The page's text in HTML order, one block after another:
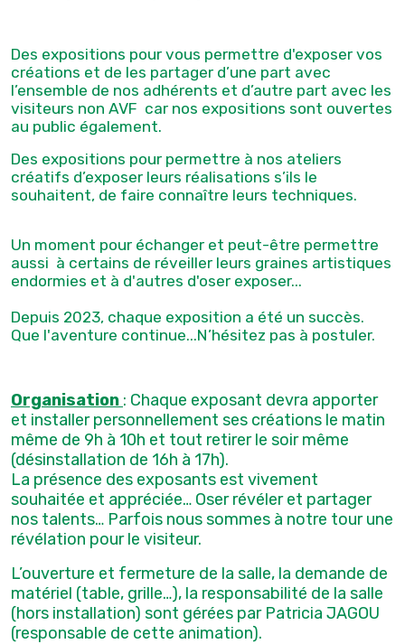
Des expositions pour vous permettre d'exposer vos
créations et de les partager d’une part avec
l’ensemble de nos adhérents et d’autre part avec les
visiteurs non AVF car nos expositions sont ouvertes
au public également.
Des expositions pour permettre à nos ateliers
créatifs d’exposer leurs réalisations s’ils le
souhaitent, de faire connaître leurs techniques.
Un moment pour échanger et peut-être permettre
aussi à certains de réveiller leurs graines artistiques
endormies et à d'autres d'oser exposer...
Depuis 2023, chaque exposition a été un succès.
Que l'aventure continue...N’hésitez pas à postuler.
Organisation : Chaque exposant devra apporter
et installer personnellement ses créations le matin
même de 9h à 10h et tout retirer le soir même
(désinstallation de 16h à 17h).
La présence des exposants est vivement
souhaitée et appréciée… Oser révéler et partager
nos talents… Parfois nous sommes à notre tour une
révélation pour le visiteur.
L’ouverture et fermeture de la salle, la demande de
matériel (table, grille…), la responsabilité de la salle
(hors installation) sont gérées par Patricia JAGOU
(responsable de cette animation).